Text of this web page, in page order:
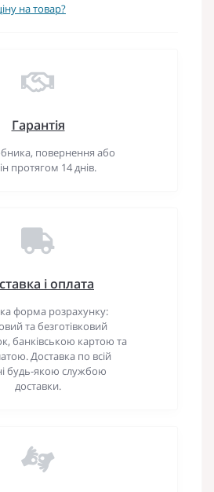
на товар?
Гарантія
повернення або
протягом 14 днів.
і оплата
форма розрахунку:
та безготівковий
банківською картою та
Доставка по всій
будь-якою службою
доставки.